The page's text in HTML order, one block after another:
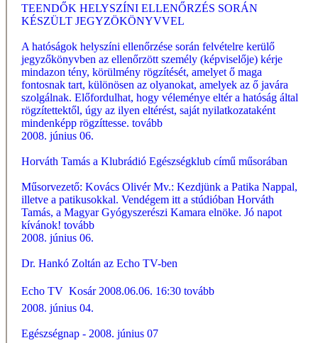
TEENDŐK HELYSZÍNI ELLENŐRZÉS SORÁN
KÉSZÜLT JEGYZÖKÖNYVVEL
A hatóságok helyszíni ellenőrzése során felvételre kerülő
jegyzőkönyvben az ellenőrzött személy (képviselője) kérje
mindazon tény, körülmény rögzítését, amelyet ő maga
fontosnak tart, különösen az olyanokat, amelyek az ő javára
szolgálnak. Előfordulhat, hogy véleménye eltér a hatóság által
rögzítettektől, úgy az ilyen eltérést, saját nyilatkozataként
mindenképp rögzíttesse. tovább
2008. június 06.
Horváth Tamás a Klubrádió Egészségklub című műsorában
Műsorvezető: Kovács Olivér Mv.: Kezdjünk a Patika Nappal,
illetve a patikusokkal. Vendégem itt a stúdióban Horváth
Tamás, a Magyar Gyógyszerészi Kamara elnöke. Jó napot
kívánok! tovább
2008. június 06.
Dr. Hankó Zoltán az Echo TV-ben
Echo TV  Kosár 2008.06.06. 16:30 tovább
2008. június 04.
Egészségnap - 2008. június 07